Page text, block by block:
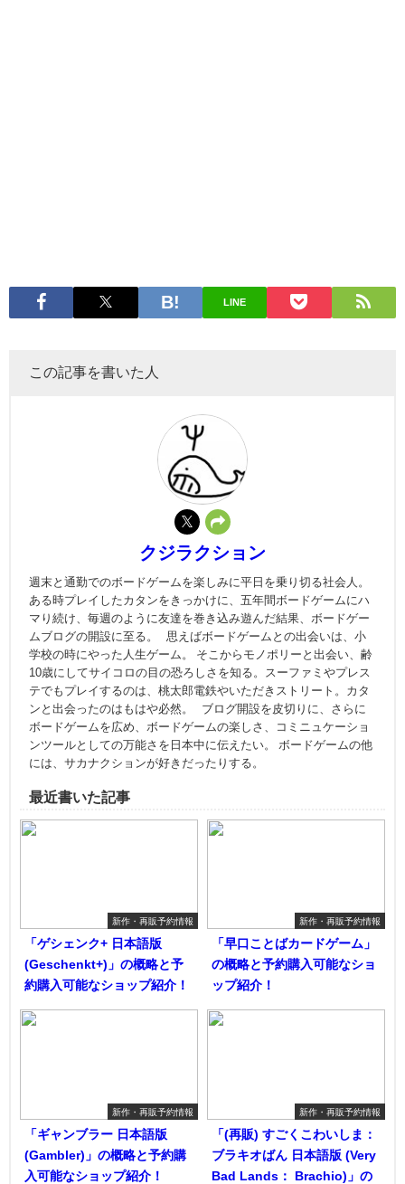
LINE
この記事を書いた人
クジラクション
週末と通勤でのボードゲームを楽しみに平日を乗り切る社会人。
ある時プレイしたカタンをきっかけに、五年間ボードゲームにハ
マり続け、毎週のように友達を巻き込み遊んだ結果、ボードゲー
ムブログの開設に至る。 思えばボードゲームとの出会いは、小
学校の時にやった人生ゲーム。 そこからモノポリーと出会い、齢
10歳にしてサイコロの目の恐ろしさを知る。スーファミやプレス
テでもプレイするのは、桃太郎電鉄やいただきストリート。カタ
ンと出会ったのはもはや必然。 ブログ開設を皮切りに、さらに
ボードゲームを広め、ボードゲームの楽しさ、コミニュケーショ
ンツールとしての万能さを日本中に伝えたい。 ボードゲームの他
には、サカナクションが好きだったりする。
最近書いた記事
新作・再販予約情報
「ゲシェンク+ 日本語版
(Geschenkt+)」の概略と予
約購入可能なショップ紹介！
新作・再販予約情報
「早口ことばカードゲーム」
の概略と予約購入可能なショ
ップ紹介！
新作・再販予約情報
「ギャンブラー 日本語版
(Gambler)」の概略と予約購
入可能なショップ紹介！
新作・再販予約情報
「(再販) すごくこわいしま：
ブラキオばん 日本語版 (Very
Bad Lands： Brachio)」の